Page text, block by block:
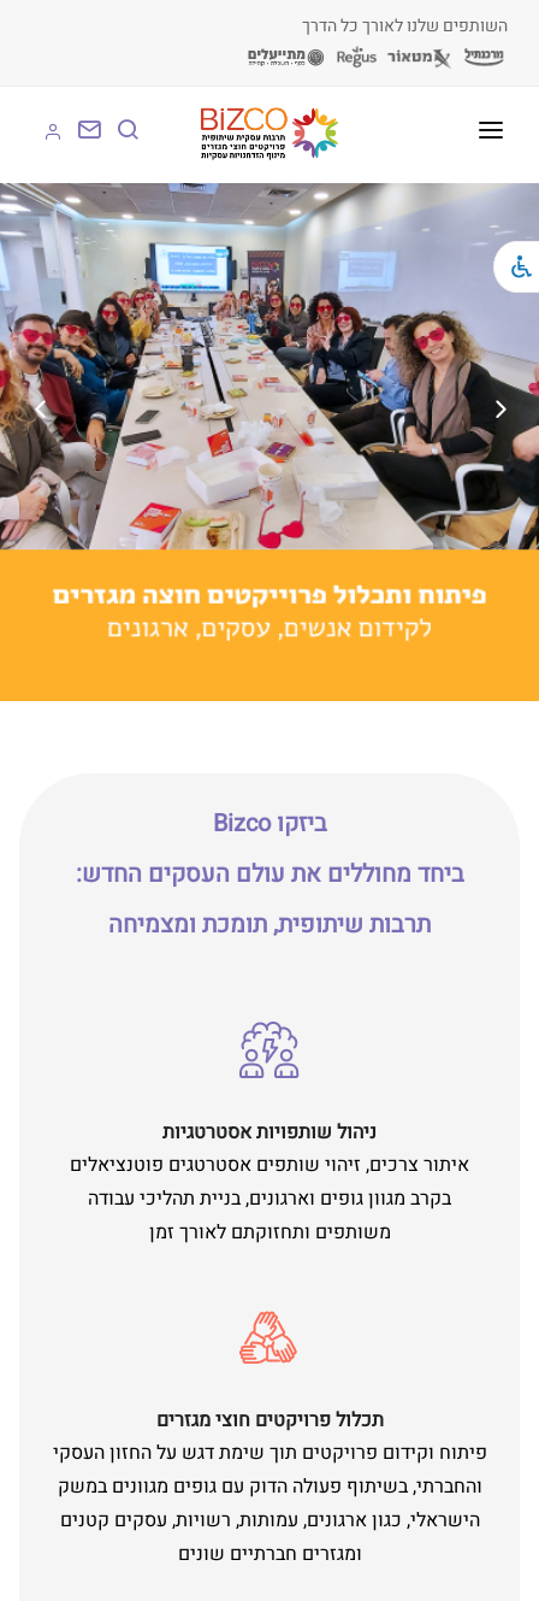
השותפים שלנו לאורך כל הדרך
על BIZCO
BIZCO לעסקים
BIZCO לרשויות
BIZCO לארגונים
BIZCO לעמותות
לומדים עם BIZCO
ביזקו Bizco
ביחד מחוללים את עולם העסקים החדש:
תרבות שיתופית, תומכת ומצמיחה
ניהול שותפויות אסטרטגיות
איתור צרכים, זיהוי שותפים אסטרטגים פוטנציאלים
בקרב מגוון גופים וארגונים, בניית תהליכי עבודה
משותפים ותחזוקתם לאורך זמן
תכלול פרויקטים חוצי מגזרים
פיתוח וקידום פרויקטים תוך שימת דגש על החזון העסקי
והחברתי, בשיתוף פעולה הדוק עם גופים מגוונים במשק
הישראלי, כגון ארגונים, עמותות, רשויות, עסקים קטנים
ומגזרים חברתיים שונים